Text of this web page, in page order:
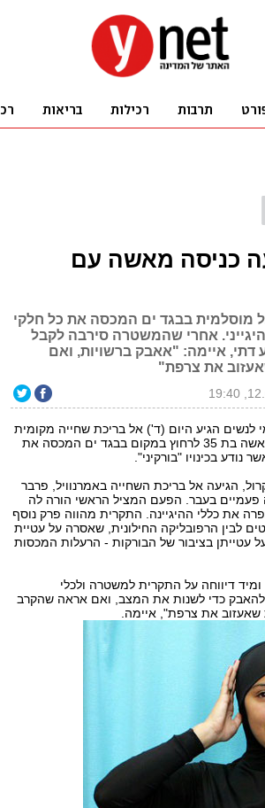
כניסה מאשה עם
מוסלמית בבגד ים המכסה את כל חלקי
אחרי שהמשטרה סירבה לקבל
איימה: "אאבק ברשויות, ואם
את צרפת"
הגיע היום (ד') אל בריכת שחייה מקומית
באזור פריז, אחרי שמנהליה מנעו מאשה בת 35 לרחוץ במקום בבגד ים המכסה את
בכינויו "בורקיני".
הגיעה אל בריכת השחייה באמרנוויל, פרבר
פעמיים בעבר. הפעם המציל הראשי הורה לה
את כללי ההיגיינה. התקרית מהווה פרק נוסף
לבין הרפובליקה החילונית, שאסרה על עטיית
עטייתן בציבור של הבורקות - הרעלות המכסות
דיווחה על התקרית למשטרה ולכלי
כדי לשנות את המצב, ואם אראה שהקרב
את צרפת", איימה.